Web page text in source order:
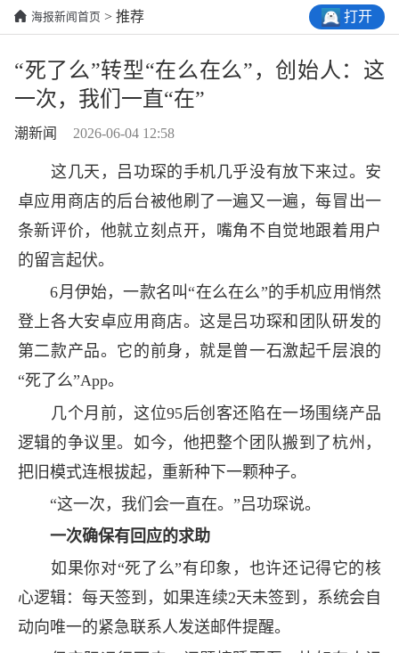
海报新闻首页 > 推荐 打开
“死了么”转型“在么在么”，创始人：这
一次，我们一直“在”
潮新闻 2026-06-04 12:58
这几天，吕功琛的手机几乎没有放下来过。安
卓应用商店的后台被他刷了一遍又一遍，每冒出一
条新评价，他就立刻点开，嘴角不自觉地跟着用户
的留言起伏。
6月伊始，一款名叫“在么在么”的手机应用悄然
登上各大安卓应用商店。这是吕功琛和团队研发的
第二款产品。它的前身，就是曾一石激起千层浪的
“死了么”App。
几个月前，这位95后创客还陷在一场围绕产品
逻辑的争议里。如今，他把整个团队搬到了杭州，
把旧模式连根拔起，重新种下一颗种子。
“这一次，我们会一直在。”吕功琛说。
一次确保有回应的求助
如果你对“死了么”有印象，也许还记得它的核
心逻辑：每天签到，如果连续2天未签到，系统会自
动向唯一的紧急联系人发送邮件提醒。